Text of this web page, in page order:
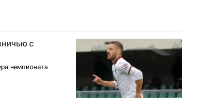
с
чемпионата